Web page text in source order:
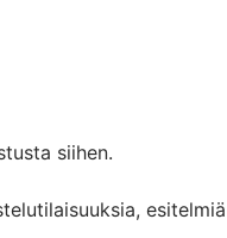
siihen.